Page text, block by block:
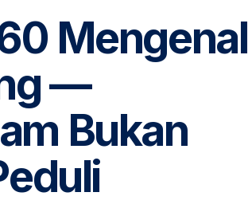
Mengenal
—
Bukan